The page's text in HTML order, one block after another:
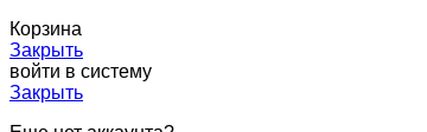
Корзина
Закрыть
войти в систему
Закрыть